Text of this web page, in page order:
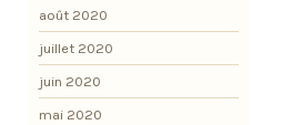
août 2020
juillet 2020
juin 2020
mai 2020